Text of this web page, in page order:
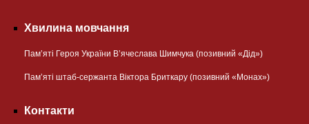
Хвилина мовчання
Пам’яті Героя України В’ячеслава Шимчука (позивний «Дід»)
Пам’яті штаб-сержанта Віктора Бриткару (позивний «Монах»)
Контакти